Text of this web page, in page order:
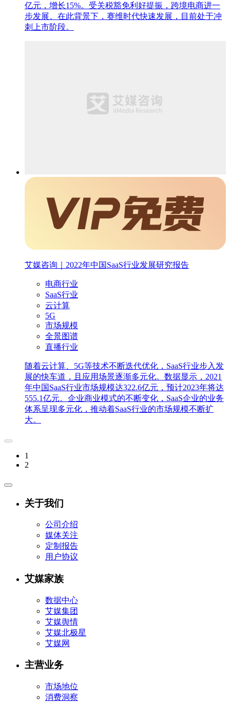
亿元，增长15%。受关税豁免利好提振，跨境电商进一
步发展。在此背景下，赛维时代快速发展，目前处于冲
刺上市阶段。
艾媒咨询｜2022年中国SaaS行业发展研究报告
电商行业
SaaS行业
云计算
5G
市场规模
全景图谱
直播行业
随着云计算、5G等技术不断迭代优化，SaaS行业步入发
展的快车道，且应用场景逐渐多元化。数据显示，2021
年中国SaaS行业市场规模达322.6亿元，预计2023年将达
555.1亿元。企业商业模式的不断变化，SaaS企业的业务
体系呈现多元化，推动着SaaS行业的市场规模不断扩
大。
1
2
关于我们
公司介绍
媒体关注
定制报告
用户协议
艾媒家族
数据中心
艾媒集团
艾媒舆情
艾媒北极星
艾媒网
主营业务
市场地位
消费洞察